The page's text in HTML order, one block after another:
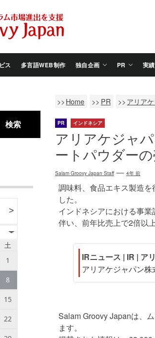
Groovy
Japan
ス 多言語WEB制作 独自企画 PR 実績
Home PR アリア
PR インドネシア
アリアケジャ
ートパウダー
Salam Groovy Japan Staff 4年 前
調味料、食品エキス製造
した。
インドネシアにおける事
伴い、前年比売上で2倍以
IRニュース | IR | ア
アリアケジャパン株
Salam Groovy Japanは、
ます。
>
土
1
8
15
22